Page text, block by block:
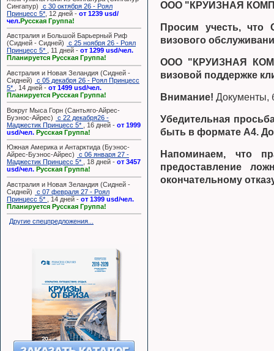
Сингапур)
с 30 октября 26 - Роял
Принцесс 5* , 12 дней - от 1239 usd/
чел.Русская Группа!
Австралия и Большой Барьерный Риф
(Сидней - Сидней)
с 25 ноября 26 - Роял
Принцесс 5*
, 11 дней - от 1299 usd/чел.
Планируется Русская Группа!
Австралия и Новая Зеландия (Сидней -
Сидней)
с 05 декабря 26 - Роял Принцесс
5*
, 14 дней - от 1499 usd/чел.
Планируется Русская Группа!
Вокруг Мыса Горн (Сантьяго-Айрес-
Буэнос-Айрес)
с 22 декабря26 -
Маджестик Принцесс 5*
, 16 дней - от 1999
usd/чел. Русская Группа!
Южная Америка и Антарктида (Буэнос-
Айрес-Буэнос-Айрес)
с 06 января 27 -
Маджестик Принцесс 5*
, 18 дней - от 3457
usd/чел. Русская Группа!
Австралия и Новая Зеландия (Сидней -
Сидней)
с 07 февраля 27 - Роял
Принцесс 5*
, 14 дней - от 1399 usd/чел.
Планируется Русская Группа!
Другие спецпредложения...
ООО "КРУИЗНАЯ
Просим учесть,
визового
ООО "КРУИЗНАЯ
визовой поддержке
Внимание! Документы,
Убедительная
быть в формате А4.
Напоминаем, что
предоставление
окончательному